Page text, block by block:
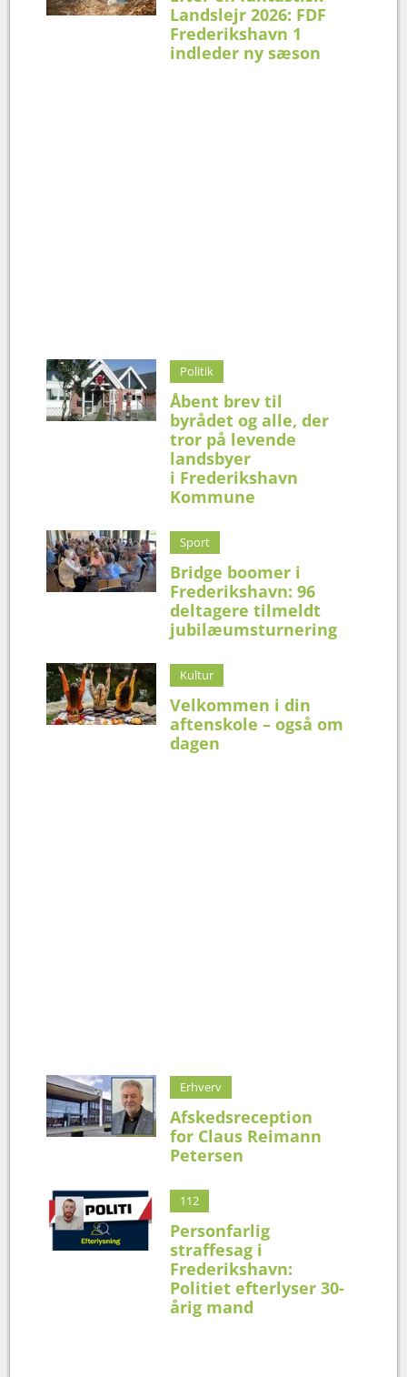
Landslejr 2026: FDF
Frederikshavn 1
indleder ny sæson
Politik
Åbent brev til
byrådet og alle, der
tror på levende
landsbyer
i Frederikshavn
Kommune
Sport
Bridge boomer i
Frederikshavn: 96
deltagere tilmeldt
jubilæumsturnering
Kultur
Velkommen i din
aftenskole – også om
dagen
Erhverv
Afskedsreception
for Claus Reimann
Petersen
112
Personfarlig
straffesag i
Frederikshavn:
Politiet efterlyser 30-
årig mand